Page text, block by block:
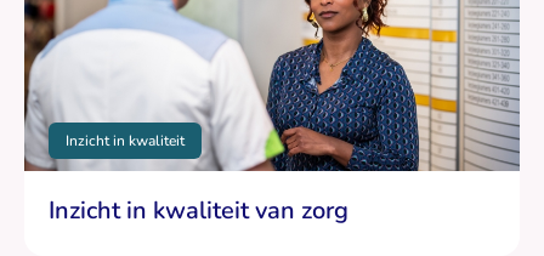
Inzicht in kwaliteit van zorg
Inzicht in kwaliteit